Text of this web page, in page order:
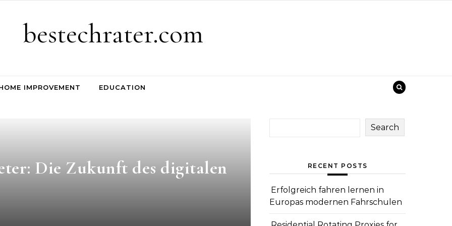
bestechrater.com
IMPROVEMENT EDUCATION
Die Zukunft des digitalen
Search
RECENT POSTS
Erfolgreich fahren lernen in
Europas modernen Fahrschulen